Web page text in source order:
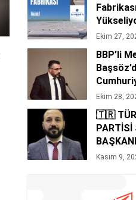
Ekim 27,
BBP’li
Mesajı
Ekim 28,
🇹🇷
PARTİSİ
Kasım 9,